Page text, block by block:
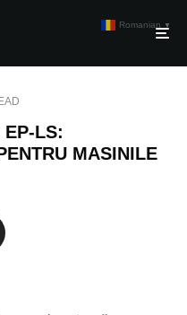
EP-LS:
MASINILE
Romanian ▼